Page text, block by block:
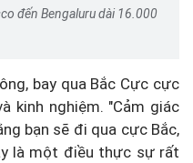
đến Bengaluru dài 16.000
bay qua Bắc Cực cực
kinh nghiệm. "Cảm giác
bạn sẽ đi qua cực Bắc,
là một điều thực sự rất